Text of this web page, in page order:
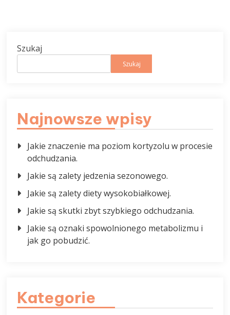
Szukaj
Szukaj
Najnowsze wpisy
Jakie znaczenie ma poziom kortyzolu w procesie
odchudzania.
Jakie są zalety jedzenia sezonowego.
Jakie są zalety diety wysokobiałkowej.
Jakie są skutki zbyt szybkiego odchudzania.
Jakie są oznaki spowolnionego metabolizmu i
jak go pobudzić.
Kategorie